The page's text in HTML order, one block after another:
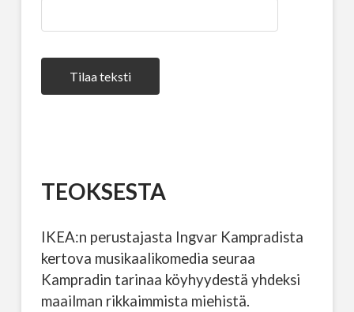
Tilaa teksti
TEOKSESTA
IKEA:n perustajasta Ingvar Kampradista
kertova musikaalikomedia seuraa
Kampradin tarinaa köyhyydestä yhdeksi
maailman rikkaimmista miehistä.